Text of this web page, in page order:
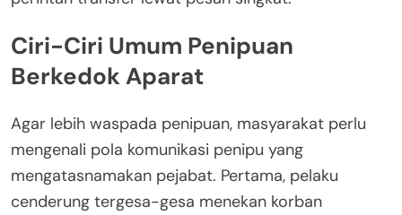
Ciri-Ciri Umum Penipuan
Berkedok Aparat
Agar lebih waspada penipuan, masyarakat perlu
mengenali pola komunikasi penipu yang
mengatasnamakan pejabat. Pertama, pelaku
cenderung tergesa-gesa menekan korban